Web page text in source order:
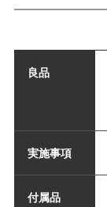
良品
実施事項
付属品